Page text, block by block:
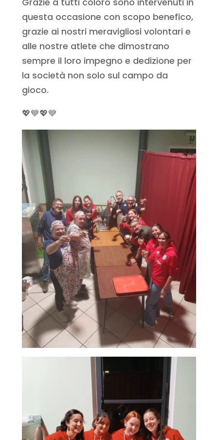
questa occasione con scopo benefico,
grazie ai nostri meravigliosi volontari e
alle nostre atlete che dimostrano
sempre il loro impegno e dedizione per
la società non solo sul campo da
gioco.
💖💙💖💙